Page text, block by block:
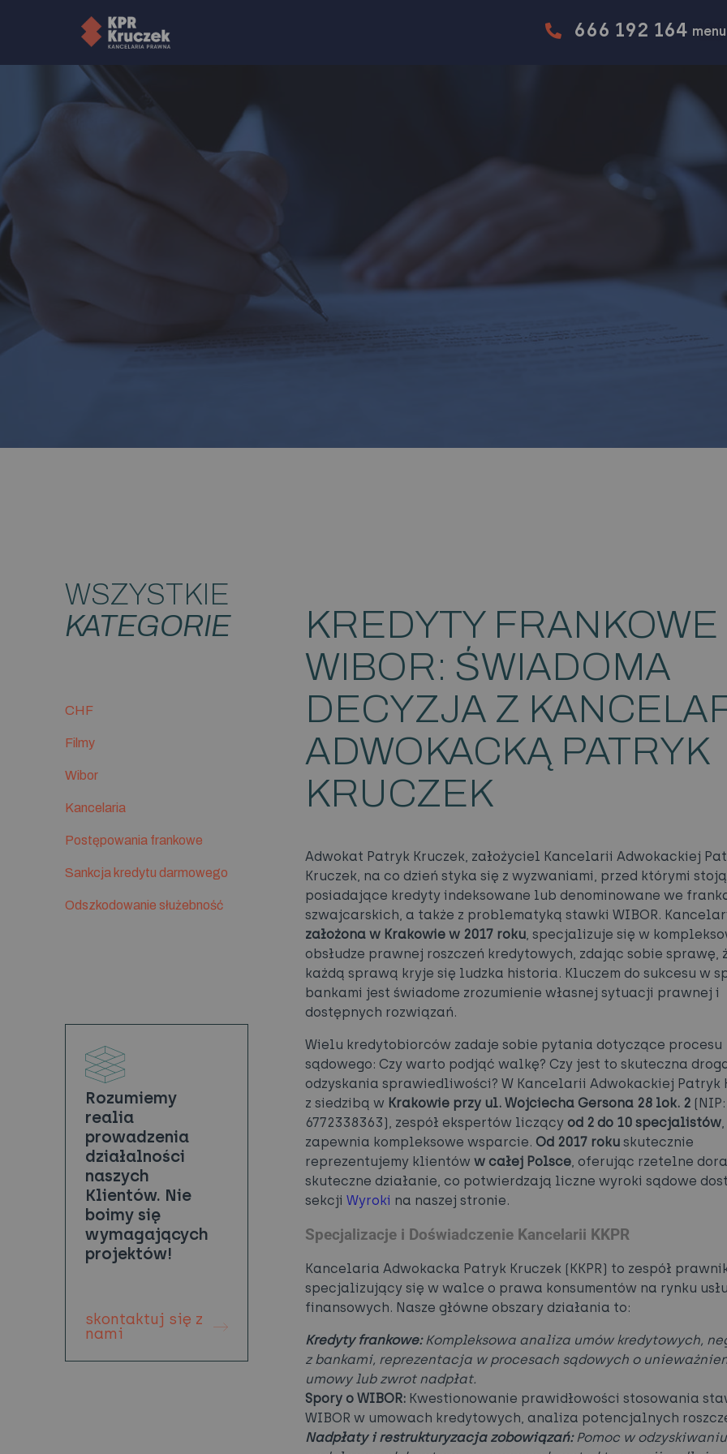
666 192 164 menu
WSZYSTKIE
KATEGORIE
CHF
Filmy
Wibor
Kancelaria
Postępowania frankowe
Sankcja kredytu darmowego
Odszkodowanie służebność
Rozumiemy
realia
prowadzenia
działalności
naszych
Klientów. Nie
boimy się
wymagających
projektów!
skontaktuj się z
nami
KREDYTY FRANKOWE
WIBOR: ŚWIADOMA
DECYZJA Z
ADWOKACKĄ PATRYK
KRUCZEK
Adwokat Patryk Kruczek, założyciel Kancelarii Adwokackiej
Kruczek, na co dzień styka się z wyzwaniami, przed którymi
posiadające kredyty indeksowane lub denominowane we
szwajcarskich, a także z problematyką stawki WIBOR.
założona w Krakowie w 2017 roku, specjalizuje się w
obsłudze prawnej roszczeń kredytowych, zdając sobie sprawę,
każdą sprawą kryje się ludzka historia. Kluczem do sukcesu w
bankami jest świadome zrozumienie własnej sytuacji prawnej i
dostępnych rozwiązań.
Wielu kredytobiorców zadaje sobie pytania dotyczące procesu
sądowego: Czy warto podjąć walkę? Czy jest to skuteczna
odzyskania sprawiedliwości? W Kancelarii Adwokackiej Patryk
z siedzibą w Krakowie przy ul. Wojciecha Gersona 28 lok. 2 (NIP:
6772338363), zespół ekspertów liczący od 2 do 10 specjalistów,
zapewnia kompleksowe wsparcie. Od 2017 roku skutecznie
reprezentujemy klientów w całej Polsce, oferując rzetelne
skuteczne działanie, co potwierdzają liczne wyroki sądowe
sekcji Wyroki na naszej stronie.
Specjalizacje i Doświadczenie Kancelarii KKPR
Kancelaria Adwokacka Patryk Kruczek (KKPR) to zespół
specjalizujący się w walce o prawa konsumentów na rynku
finansowych. Nasze główne obszary działania to:
Kredyty frankowe:Kompleksowa analiza umów kredytowych,
z bankami, reprezentacja w procesach sądowych o
umowy lub zwrot nadpłat.
Spory o WIBOR: Kwestionowanie prawidłowości stosowania
WIBOR w umowach kredytowych, analiza potencjalnych
Nadpłaty i restrukturyzacja zobowiązań:Pomoc w odzyskiwaniu